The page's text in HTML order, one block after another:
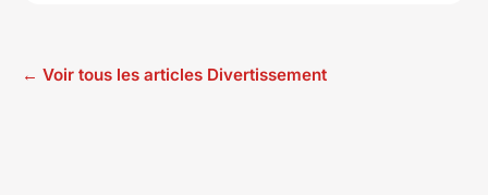
← Voir tous les articles Divertissement